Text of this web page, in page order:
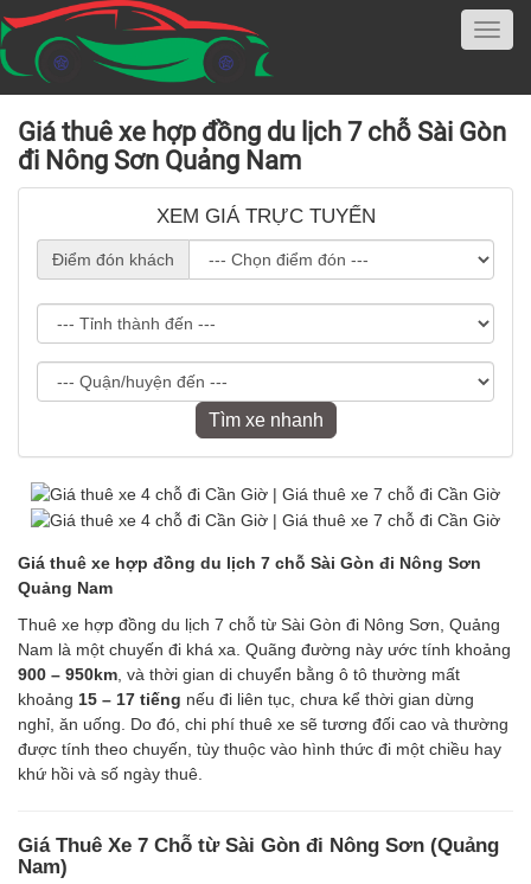
Giá thuê xe hợp đồng du lịch 7 chỗ Sài Gòn
đi Nông Sơn Quảng Nam
XEM GIÁ TRỰC TUYẾN
Điểm đón khách
Tìm xe nhanh
Giá thuê xe hợp đồng du lịch 7 chỗ Sài Gòn đi Nông Sơn
Quảng Nam
Thuê xe hợp đồng du lịch 7 chỗ từ Sài Gòn đi Nông Sơn, Quảng
Nam là một chuyến đi khá xa. Quãng đường này ước tính khoảng
900 – 950km , và thời gian di chuyển bằng ô tô thường mất
khoảng 15 – 17 tiếng nếu đi liên tục, chưa kể thời gian dừng
nghỉ, ăn uống. Do đó, chi phí thuê xe sẽ tương đối cao và thường
được tính theo chuyến, tùy thuộc vào hình thức đi một chiều hay
khứ hồi và số ngày thuê.
Giá Thuê Xe 7 Chỗ từ Sài Gòn đi Nông Sơn (Quảng
Nam)